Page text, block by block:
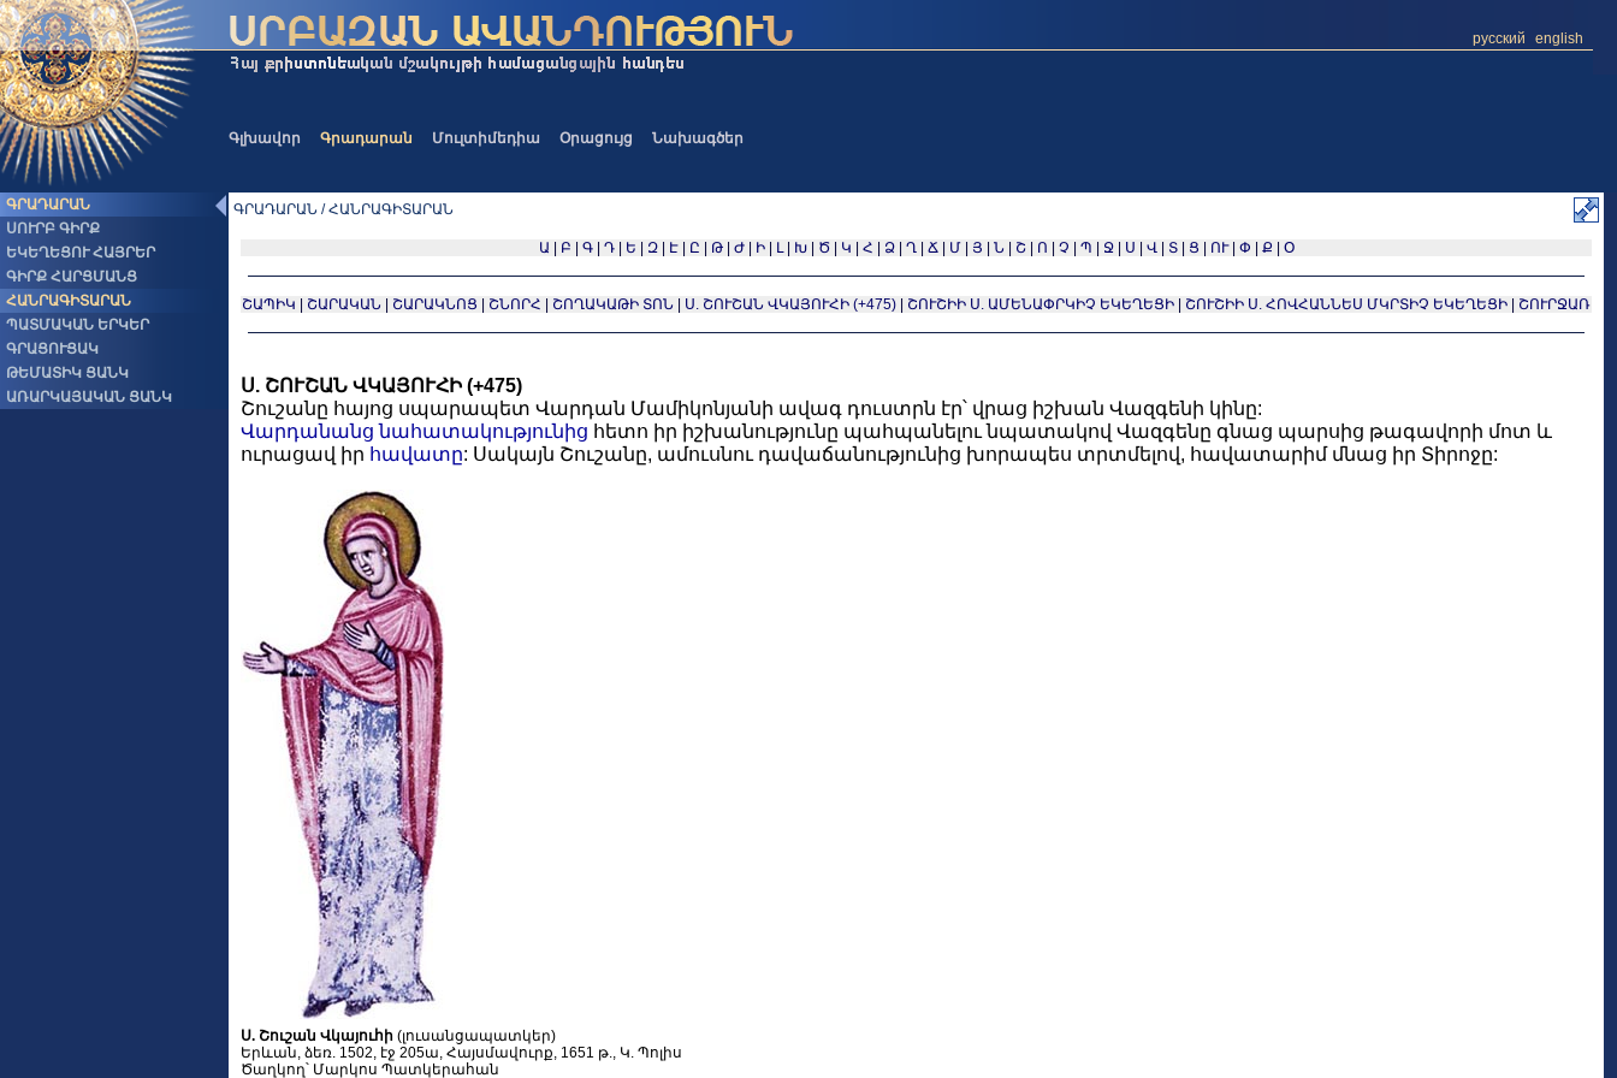
Գլխավոր Գրադարան Մուլտիմեդիա Օրացույց Նախագծեր
русский english
ԳՐԱԴԱՐԱՆ
ՍՈՒՐԲ ԳԻՐՔ
ԵԿԵՂԵՑՈՒ ՀԱՅՐԵՐ
ԳԻՐՔ ՀԱՐՑՄԱՆՑ
ՀԱՆՐԱԳԻՏԱՐԱՆ
ՊԱՏՄԱԿԱՆ ԵՐԿԵՐ
ԳՐԱՑՈՒՑԱԿ
ԹԵՄԱՏԻԿ ՑԱՆԿ
ԱՌԱՐԿԱՅԱԿԱՆ ՑԱՆԿ
ԳՐԱԴԱՐԱՆ / ՀԱՆՐԱԳԻՏԱՐԱՆ
Ա Բ Գ| Դ| Ե Զ| Է| Ը Թ| Ժ| Ի| Լ| Խ| Ծ| Կ Հ Ձ| Ղ| Ճ| Մ| Յ Ն Շ| Ո Չ Պ Ջ| Ս Վ| Տ| Ց ՈՒ| Փ Ք Օ
ՇԱՊԻԿ ՇԱՐԱԿԱՆ ՇԱՐԱԿՆՈՑ ՇՆՈՐՀ ՇՈՂԱԿԱԹԻ ՏՈՆ Ս. ՇՈՒՇԱՆ ՎԿԱՅՈՒՀԻ (+475) ՇՈՒՇԻԻ Ս. ԱՄԵՆԱՓՐԿԻՉ ԵԿԵՂԵՑԻ ՇՈՒՇԻԻ Ս. ՀՈՎՀԱՆՆԵՍ ՄԿՐՏԻՉ ԵԿԵՂԵՑԻ ՇՈՒՐՋԱՌ
Ս. ՇՈՒՇԱՆ ՎԿԱՅՈՒՀԻ (+475)
Շուշանը հայոց սպարապետ Վարդան Մամիկոնյանի ավագ դուստրն էր՝ վրաց իշխան Վազգենի կինը:
Վարդանանց նահատակությունից հետո իր իշխանությունը պահպանելու նպատակով Վազգենը գնաց պարսից թագավորի մոտ և
ուրացավ իր հավատը: Սակայն Շուշանը, ամուսնու դավաճանությունից խորապես տրտմելով, հավատարիմ մնաց իր Տիրոջը:
Ս. Շուշան Վկայուհի (լուսանցապատկեր)
Երևան, ձեռ. 1502, էջ 205ա, Հայսմավուրք, 1651 թ., Կ. Պոլիս
Ծաղկող՝ Մարկոս Պատկերահան